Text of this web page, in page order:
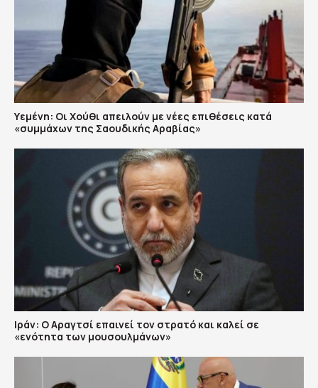
Υεμένη: Οι Χούθι απειλούν με νέες επιθέσεις κατά
«συμμάχων της Σαουδικής Αραβίας»
Ιράν: Ο Αραγτσί επαινεί τον στρατό και καλεί σε
«ενότητα των μουσουλμάνων»